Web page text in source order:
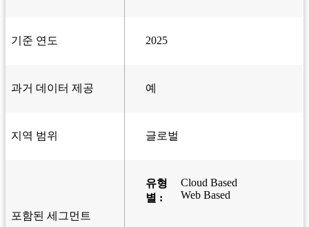
기준 연도 2025
과거 데이터 제공 예
지역 범위 글로벌
포함된 세그먼트
유형
별 :
Cloud Based
Web Based